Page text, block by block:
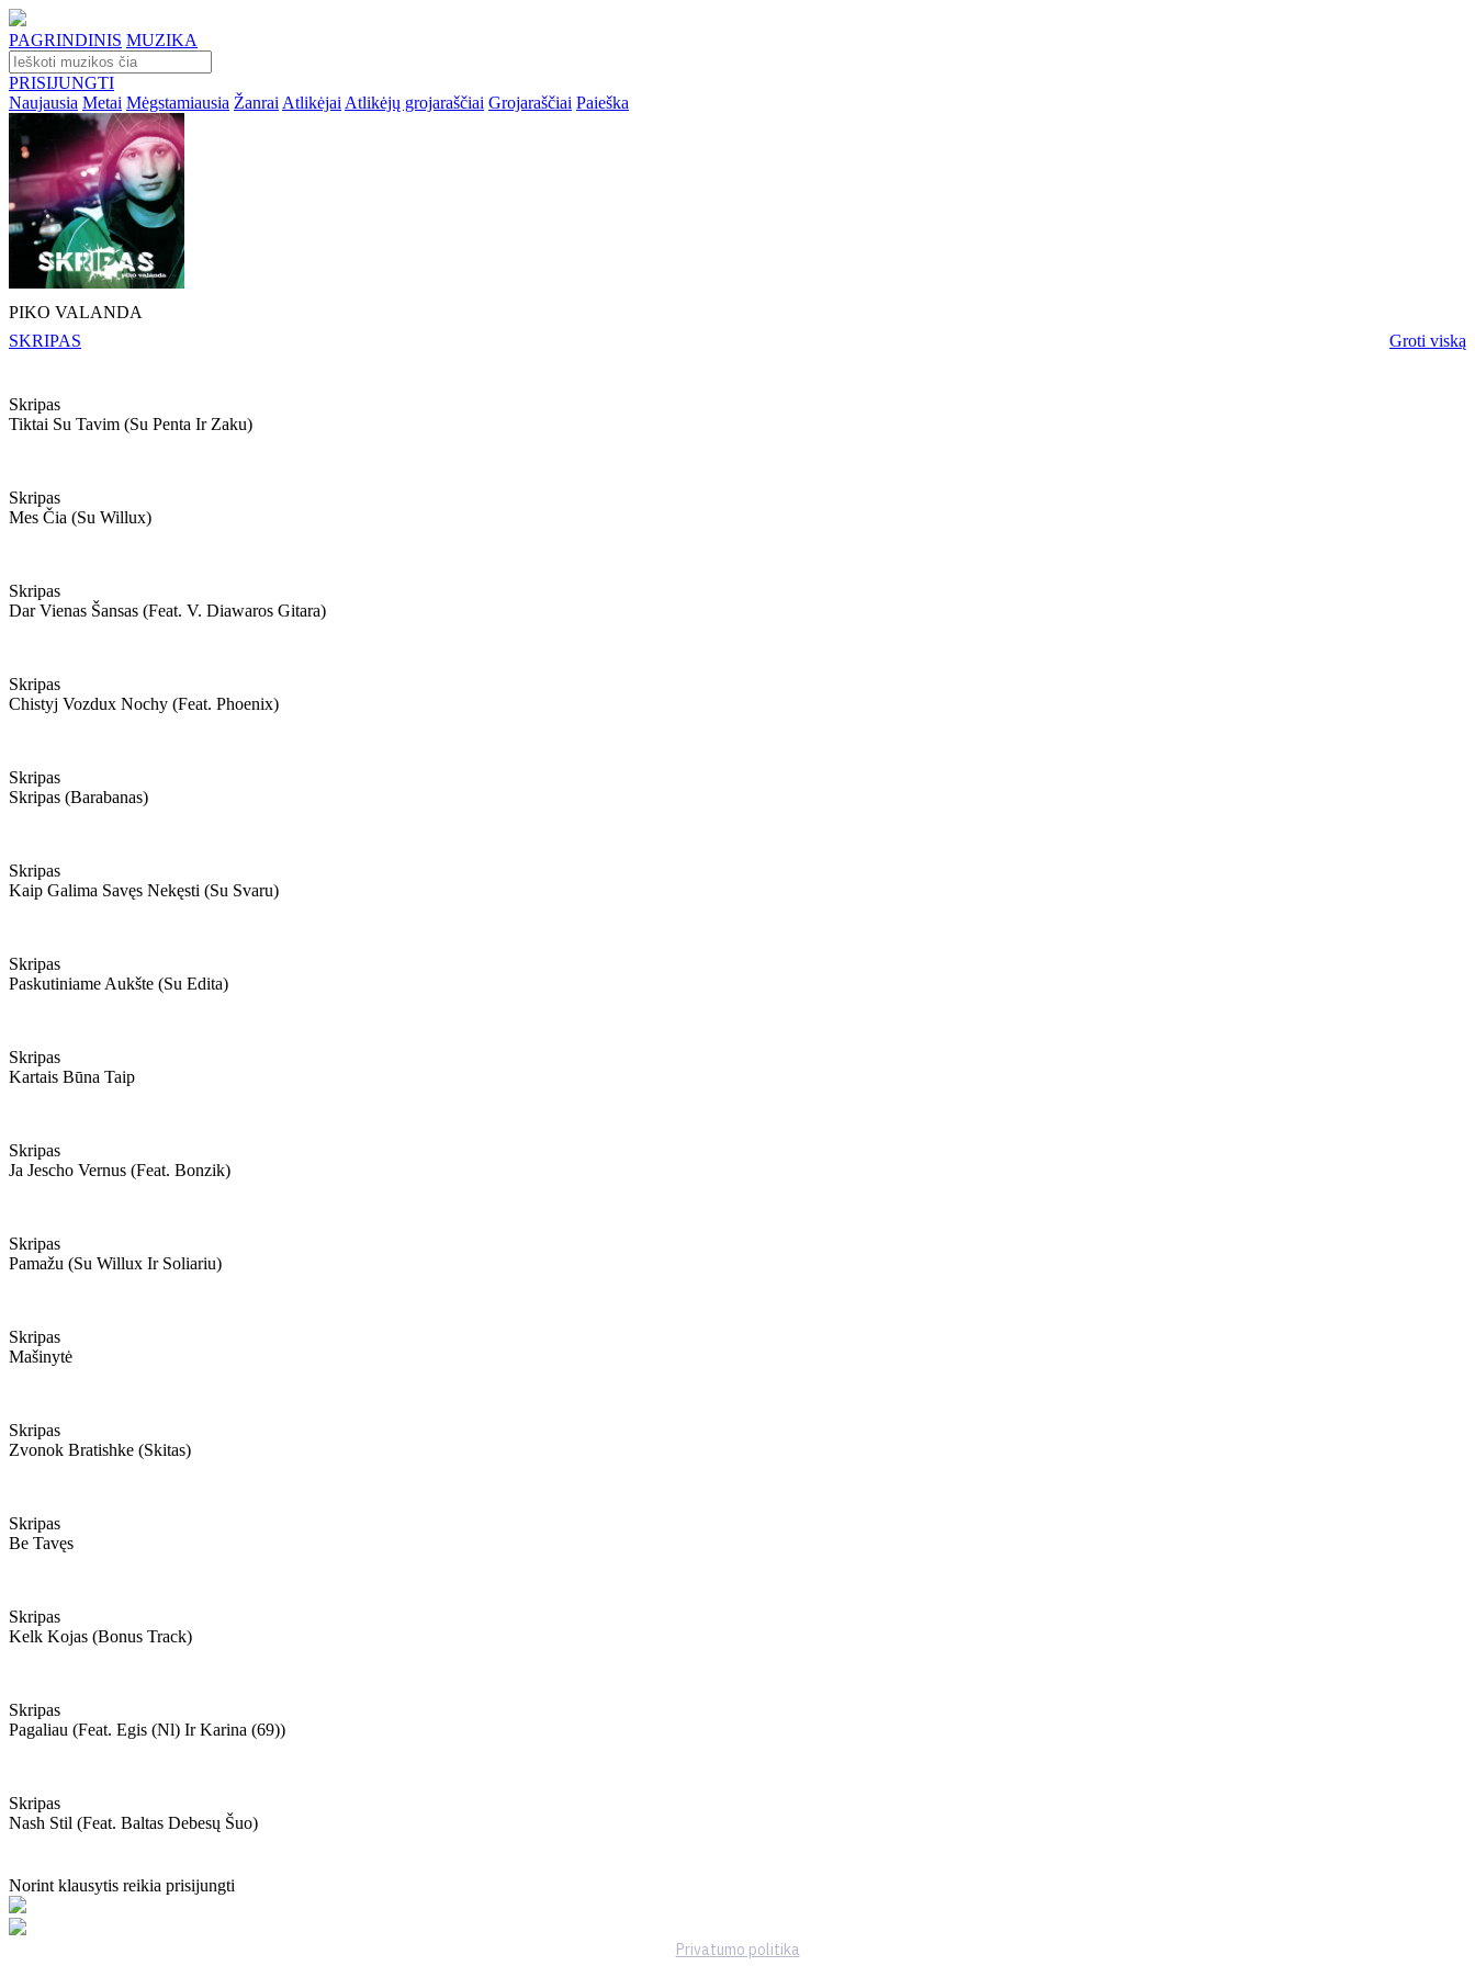
PAGRINDINIS MUZIKA
PRISIJUNGTI
Naujausia Metai Mėgstamiausia Žanrai Atlikėjai Atlikėjų grojaraščiai Grojaraščiai Paieška
PIKO VALANDA
SKRIPAS
Groti viską
Skripas
Tiktai Su Tavim (su Penta Ir Zaku)
Skripas
Mes Čia (su Willux)
Skripas
Dar Vienas Šansas (feat. V. Diawaros Gitara)
Skripas
Chistyj Vozdux Nochy (feat. Phoenix)
Skripas
Skripas (barabanas)
Skripas
Kaip Galima Savęs Nekęsti (su Svaru)
Skripas
Paskutiniame Aukšte (su Edita)
Skripas
Kartais Būna Taip
Skripas
Ja Jescho Vernus (feat. Bonzik)
Skripas
Pamažu (su Willux Ir Soliariu)
Skripas
Mašinytė
Skripas
Zvonok Bratishke (skitas)
Skripas
Be Tavęs
Skripas
Kelk Kojas (bonus Track)
Skripas
Pagaliau (feat. Egis (nl) Ir Karina (69))
Skripas
Nash Stil (feat. Baltas Debesų Šuo)
Norint klausytis reikia prisijungti
Privatumo politika